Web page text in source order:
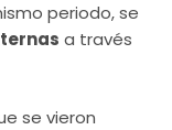
periodo, se
a través
se vieron